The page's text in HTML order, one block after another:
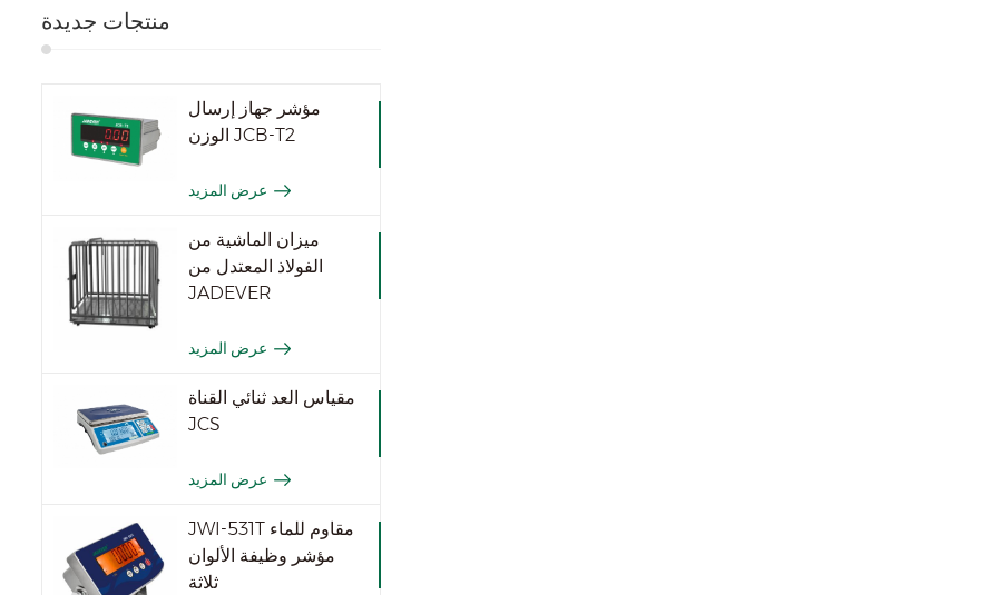
منتجات جديدة
مؤشر جهاز إرسال
الوزن JCB-T2
عرض المزيد
ميزان الماشية من
الفولاذ المعتدل من
JADEVER
عرض المزيد
مقياس العد ثنائي القناة
JCS
عرض المزيد
JWI-531T مقاوم للماء
مؤشر وظيفة الألوان
ثلاثة